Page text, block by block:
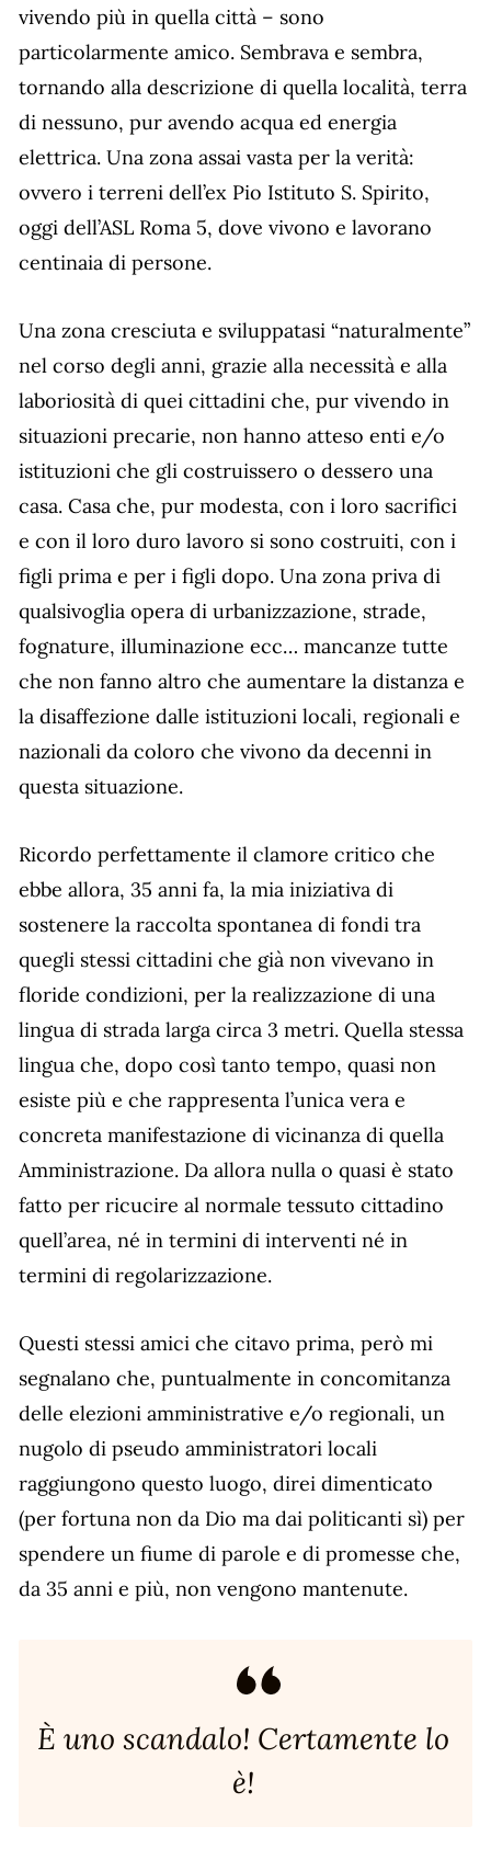
vivendo più in quella città – sono
particolarmente amico. Sembrava e sembra,
tornando alla descrizione di quella località, terra
di nessuno, pur avendo acqua ed energia
elettrica. Una zona assai vasta per la verità:
ovvero i terreni dell’ex Pio Istituto S. Spirito,
oggi dell’ASL Roma 5, dove vivono e lavorano
centinaia di persone.
Una zona cresciuta e sviluppatasi “naturalmente”
nel corso degli anni, grazie alla necessità e alla
laboriosità di quei cittadini che, pur vivendo in
situazioni precarie, non hanno atteso enti e/o
istituzioni che gli costruissero o dessero una
casa. Casa che, pur modesta, con i loro sacrifici
e con il loro duro lavoro si sono costruiti, con i
figli prima e per i figli dopo. Una zona priva di
qualsivoglia opera di urbanizzazione, strade,
fognature, illuminazione ecc… mancanze tutte
che non fanno altro che aumentare la distanza e
la disaffezione dalle istituzioni locali, regionali e
nazionali da coloro che vivono da decenni in
questa situazione.
Ricordo perfettamente il clamore critico che
ebbe allora, 35 anni fa, la mia iniziativa di
sostenere la raccolta spontanea di fondi tra
quegli stessi cittadini che già non vivevano in
floride condizioni, per la realizzazione di una
lingua di strada larga circa 3 metri. Quella stessa
lingua che, dopo così tanto tempo, quasi non
esiste più e che rappresenta l’unica vera e
concreta manifestazione di vicinanza di quella
Amministrazione. Da allora nulla o quasi è stato
fatto per ricucire al normale tessuto cittadino
quell’area, né in termini di interventi né in
termini di regolarizzazione.
Questi stessi amici che citavo prima, però mi
segnalano che, puntualmente in concomitanza
delle elezioni amministrative e/o regionali, un
nugolo di pseudo amministratori locali
raggiungono questo luogo, direi dimenticato
(per fortuna non da Dio ma dai politicanti sì) per
spendere un fiume di parole e di promesse che,
da 35 anni e più, non vengono mantenute.
È uno scandalo! Certamente lo
è!